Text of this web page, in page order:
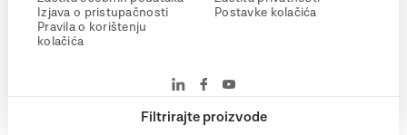
Filtrirajte proizvode
Izjava o pristupačnosti
Pravila o korištenju
kolačića
Postavke kolačića